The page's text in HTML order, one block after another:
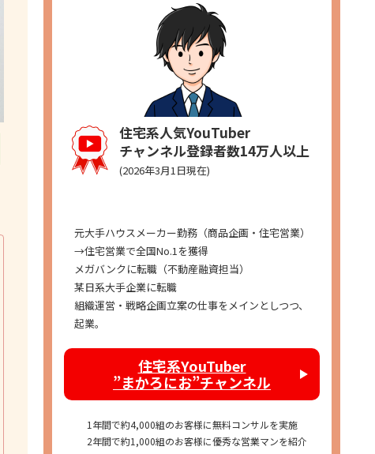
住宅系人気YouTuber
チャンネル登録者数14万人以上
(2026年3月1日現在)
元大手ハウスメーカー勤務（商品企画・住宅営業）
→住宅営業で全国No.1を獲得
メガバンクに転職（不動産融資担当）
某日系大手企業に転職
組織運営・戦略企画立案の仕事をメインとしつつ、
起業。
住宅系YouTuber
”まかろにお”チャンネル
1年間で約4,000組のお客様に無料コンサルを実施
2年間で約1,000組のお客様に優秀な営業マンを紹介